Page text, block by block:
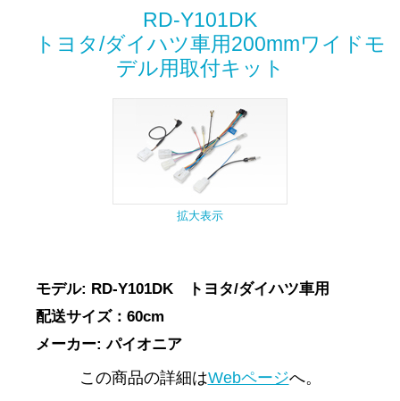
RD-Y101DK
トヨタ/ダイハツ車用200mmワイドモ
デル用取付キット
拡大表示
モデル: RD-Y101DK トヨタ/ダイハツ車用
配送サイズ：60cm
メーカー: パイオニア
この商品の詳細はWebページへ。